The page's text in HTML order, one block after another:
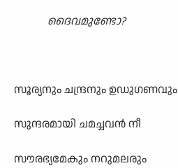
ദൈവമുണ്ടോ?
സൂര്യനും ചന്ദ്രനും ഉഡുഗണവും
സുന്ദരമായി ചമച്ചവൻ നീ
സൗരഭ്യമേകും നറുമലരും